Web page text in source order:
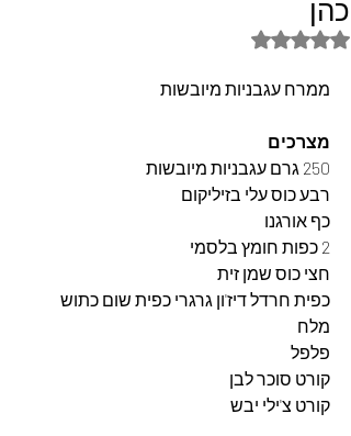
כהן
דירוג של NaN מתוך 5 כוכבים
ממרח עגבניות מיובשות
מצרכים
250 גרם עגבניות מיובשות
רבע כוס עלי בזיליקום
כף אורגנו
2 כפות חומץ בלסמי
חצי כוס שמן זית
כפית חרדל דיז'ון גרגרי כפית שום כתוש
מלח
פלפל
קורט סוכר לבן
קורט צ'ילי יבש